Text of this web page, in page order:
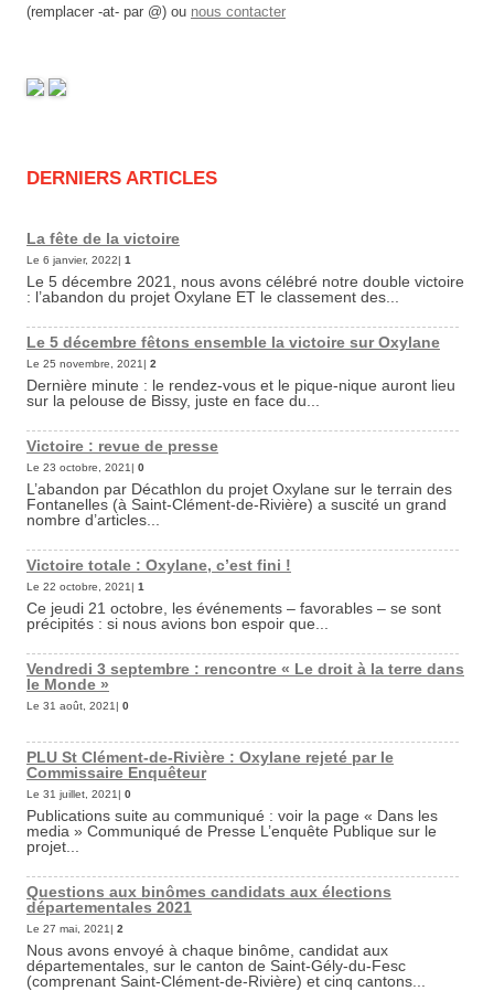
(remplacer -at- par @) ou nous contacter
DERNIERS ARTICLES
La fête de la victoire
Le 6 janvier, 2022| 1
Le 5 décembre 2021, nous avons célébré notre double victoire
: l’abandon du projet Oxylane ET le classement des...
Le 5 décembre fêtons ensemble la victoire sur Oxylane
Le 25 novembre, 2021| 2
Dernière minute : le rendez-vous et le pique-nique auront lieu
sur la pelouse de Bissy, juste en face du...
Victoire : revue de presse
Le 23 octobre, 2021| 0
L’abandon par Décathlon du projet Oxylane sur le terrain des
Fontanelles (à Saint-Clément-de-Rivière) a suscité un grand
nombre d’articles...
Victoire totale : Oxylane, c’est fini !
Le 22 octobre, 2021| 1
Ce jeudi 21 octobre, les événements – favorables – se sont
précipités : si nous avions bon espoir que...
Vendredi 3 septembre : rencontre « Le droit à la terre dans
le Monde »
Le 31 août, 2021| 0
PLU St Clément-de-Rivière : Oxylane rejeté par le
Commissaire Enquêteur
Le 31 juillet, 2021| 0
Publications suite au communiqué : voir la page « Dans les
media » Communiqué de Presse L’enquête Publique sur le
projet...
Questions aux binômes candidats aux élections
départementales 2021
Le 27 mai, 2021| 2
Nous avons envoyé à chaque binôme, candidat aux
départementales, sur le canton de Saint-Gély-du-Fesc
(comprenant Saint-Clément-de-Rivière) et cinq cantons...